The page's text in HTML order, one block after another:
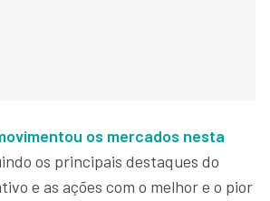
os mercados nesta
os principais destaques do
e as ações com o melhor e o pior